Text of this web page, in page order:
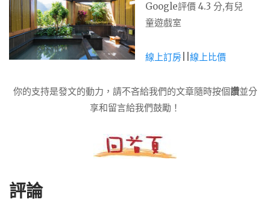
Google評價 4.3 分,有兒
童遊戲室
線上訂房|| 線上比價
你的支持是發文的動力，請不吝給我們的文章隨時按個讚並分
享和留言給我們鼓勵！
評論